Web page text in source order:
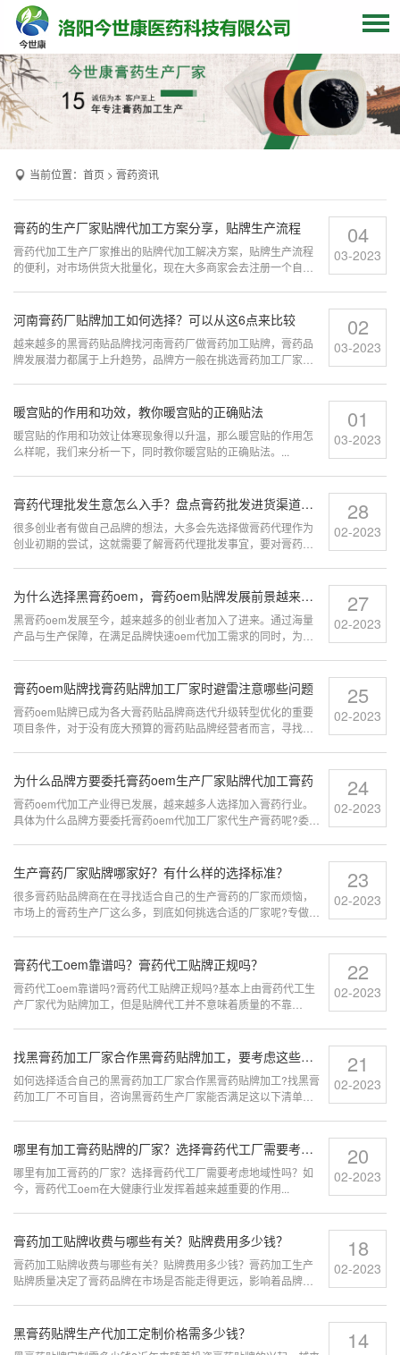
网站首页
关于我们
贴牌加工
发货现场
联系我们
当前位置： 首页 > 膏药资讯
膏药的生产厂家贴牌代加工方案分享，贴牌生产流程
膏药代加工生产厂家推出的贴牌代加工解决方案，贴牌生产流程
的便利，对市场供货大批量化，现在大多商家会去注册一个自己
04
03-2023
河南膏药厂贴牌加工如何选择？可以从这6点来比较
越来越多的黑膏药贴品牌找河南膏药厂做膏药加工贴牌，膏药品
牌发展潜力都属于上升趋势，品牌方一般在挑选膏药加工厂家
02
03-2023
暖宫贴的作用和功效，教你暖宫贴的正确贴法
暖宫贴的作用和功效让体寒现象得以升温，那么暖宫贴的作用怎
么样呢，我们来分析一下，同时教你暖宫贴的正确贴法。...
01
03-2023
膏药代理批发生意怎么入手？盘点膏药批发进货渠道哪里找？
很多创业者有做自己品牌的想法，大多会先选择做膏药代理作为
创业初期的尝试，这就需要了解膏药代理批发事宜，要对膏药批
用的方式。...
28
02-2023
为什么选择黑膏药oem，膏药oem贴牌发展前景越来越好是什么原因？
黑膏药oem发展至今，越来越多的创业者加入了进来。通过海量
产品与生产保障，在满足品牌快速oem代加工需求的同时，为助
27
02-2023
膏药oem贴牌找膏药贴牌加工厂家时避雷注意哪些问题
膏药oem贴牌已成为各大膏药贴品牌商迭代升级转型优化的重要
项目条件，对于没有庞大预算的膏药贴品牌经营者而言，寻找膏
25
02-2023
为什么品牌方要委托膏药oem生产厂家贴牌代加工膏药
膏药oem代加工产业得已发展，越来越多人选择加入膏药行业。
具体为什么品牌方要委托膏药oem代加工厂家代生产膏药呢?委托
24
02-2023
生产膏药厂家贴牌哪家好？有什么样的选择标准？
很多膏药贴品牌商在在寻找适合自己的生产膏药的厂家而烦恼，
市场上的膏药生产厂这么多，到底如何挑选合适的厂家呢?专做膏
23
02-2023
膏药代工oem靠谱吗？膏药代工贴牌正规吗？
膏药代工oem靠谱吗?膏药代工贴牌正规吗?基本上由膏药代工生
产厂家代为贴牌加工，但是贴牌代工并不意味着质量的不靠
22
02-2023
找黑膏药加工厂家合作黑膏药贴牌加工，要考虑这些问题
如何选择适合自己的黑膏药加工厂家合作黑膏药贴牌加工?找黑膏
药加工厂不可盲目，咨询黑膏药生产厂家能否满足这以下清单内
21
02-2023
哪里有加工膏药贴牌的厂家？选择膏药代工厂需要考虑地域性吗？
哪里有加工膏药的厂家？选择膏药代工厂需要考虑地域性吗？如
今，膏药代工oem在大健康行业发挥着越来越重要的作用...
20
02-2023
膏药加工贴牌收费与哪些有关？贴牌费用多少钱？
膏药加工贴牌收费与哪些有关？贴牌费用多少钱？膏药加工生产
贴牌质量决定了膏药品牌在市场是否能走得更远，影响着品牌以
18
02-2023
黑膏药贴牌生产代加工定制价格需多少钱？ 14